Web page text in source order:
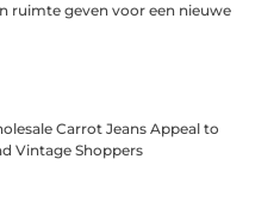
ruimte geven voor een nieuwe
Carrot Jeans Appeal to
Vintage Shoppers